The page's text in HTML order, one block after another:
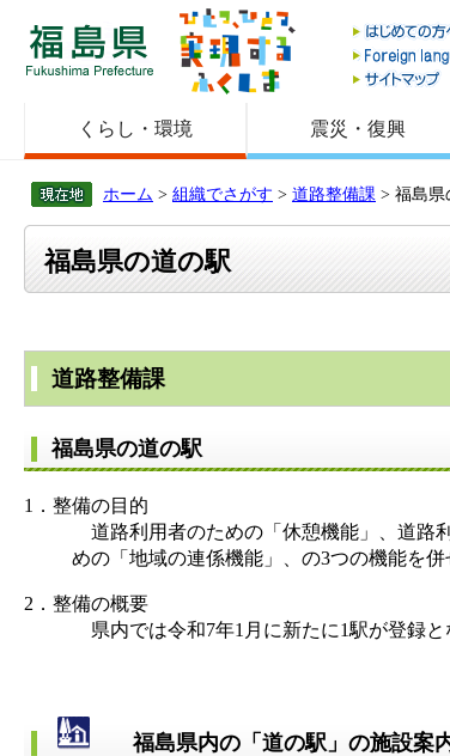
福島県
くらし・環境 震災・復興
ホーム > 組織でさがす > 道路整備課 > 福島県
福島県の道の駅
道路整備課
福島県の道の駅
1．整備の目的
道路利用者のための「休憩機能」、道路
めの「地域の連係機能」、の3つの機能を
2．整備の概要
県内では令和7年1月に新たに1駅が登録と
福島県内の「道の駅」の施設案